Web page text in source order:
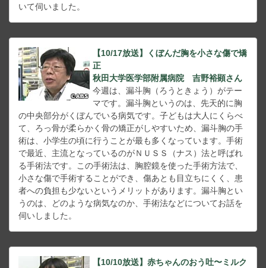
いて伺いました。
【10/17放送】くぼんだ胸を小さな傷で矯
正
秋田大学医学部附属病院 吉野裕顕さん
今週は、漏斗胸（ろうときょう）がテー
マです。漏斗胸というのは、先天的に胸
の中央部分がくぼんでいる病気です。子どもは大人にくらべ
て、ろっ骨が柔らかく骨の矯正がしやすいため、漏斗胸の手
術は、小学生の頃に行うことが最も多くなっています。手術
で最近、主流となっているのがＮＵＳＳ（ナス）法と呼ばれ
る手術法です。この手術法は、胸腔鏡を使った手術方法で、
小さな傷で手術することができ、傷あとも目立ちにくく、患
者への負担も少ないというメリットがあります。漏斗胸とい
うのは、どのような病気なのか、手術法などについてお話を
伺いしました。
【10/10放送】赤ちゃんのおう吐〜ミルク